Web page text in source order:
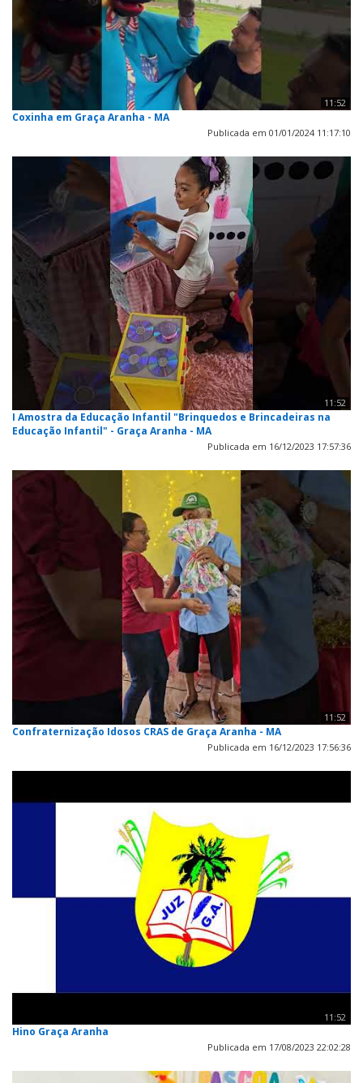
11:52
Coxinha em Graça Aranha - MA
Publicada em 01/01/2024 11:17:10
11:52
I Amostra da Educação Infantil "Brinquedos e Brincadeiras na
Educação Infantil" - Graça Aranha - MA
Publicada em 16/12/2023 17:57:36
11:52
Confraternização Idosos CRAS de Graça Aranha - MA
Publicada em 16/12/2023 17:56:36
11:52
Hino Graça Aranha
Publicada em 17/08/2023 22:02:28